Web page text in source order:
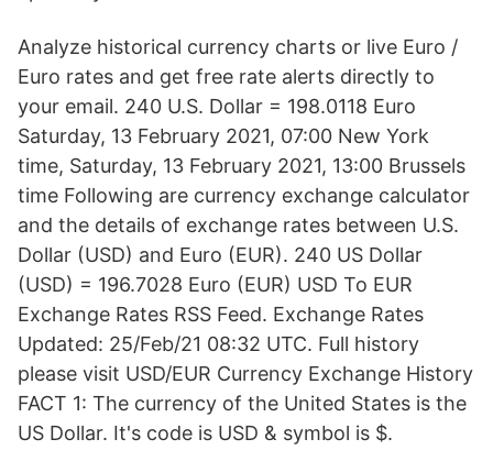
Analyze historical currency charts or live Euro /
Euro rates and get free rate alerts directly to
your email. 240 U.S. Dollar = 198.0118 Euro
Saturday, 13 February 2021, 07:00 New York
time, Saturday, 13 February 2021, 13:00 Brussels
time Following are currency exchange calculator
and the details of exchange rates between U.S.
Dollar (USD) and Euro (EUR). 240 US Dollar
(USD) = 196.7028 Euro (EUR) USD To EUR
Exchange Rates RSS Feed. Exchange Rates
Updated: 25/Feb/21 08:32 UTC. Full history
please visit USD/EUR Currency Exchange History
FACT 1: The currency of the United States is the
US Dollar. It's code is USD & symbol is $.